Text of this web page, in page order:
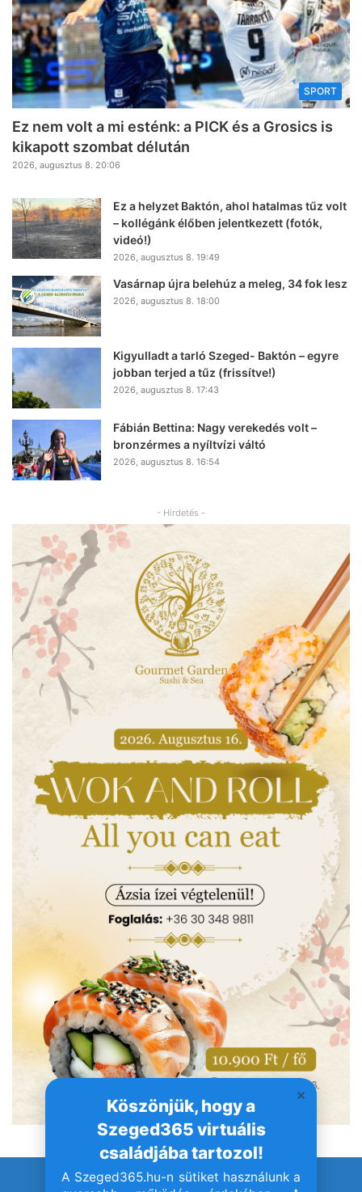
Köszönjük, hogy a
Szeged365 virtuális
családjába tartozol!
A Szeged365.hu-n sütiket használunk a
SPORT
Ez nem volt a mi esténk: a PICK és a Grosics is
kikapott szombat délután
2026, augusztus 8. 20:06
Ez a helyzet Baktón, ahol hatalmas tűz volt
– kollégánk élőben jelentkezett (fotók,
videó!)
2026, augusztus 8. 19:49
Vasárnap újra belehúz a meleg, 34 fok lesz
2026, augusztus 8. 18:00
Kigyulladt a tarló Szeged- Baktón – egyre
jobban terjed a tűz (frissítve!)
2026, augusztus 8. 17:43
Fábián Bettina: Nagy verekedés volt –
bronzérmes a nyíltvízi váltó
2026, augusztus 8. 16:54
- Hirdetés -
© Szeged365.hu I Minden jog fenntartva!